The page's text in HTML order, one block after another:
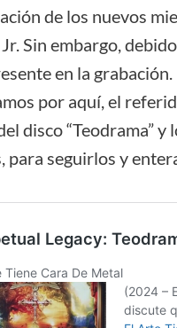
de los nuevos
Sin embargo,
en la grabación.
por aquí, el
disco “Teodrama”
para seguirlos y